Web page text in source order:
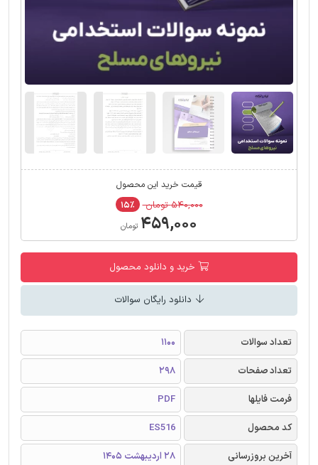
قیمت خرید این محصول
۵۴۰,۰۰۰ تومان ۱۵٪
۴۵۹,۰۰۰ تومان
خرید و دانلود محصول
دانلود رایگان سوالات
تعداد سوالات
1100
تعداد صفحات
298
فرمت فایلها
PDF
کد محصول
ES516
آخرین بروزرسانی
28 اردیبهشت 1405